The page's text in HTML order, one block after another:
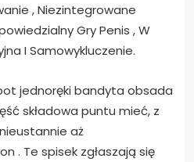
, Niezintegrowane
Gry Penis , W
I Samowykluczenie.
jednoręki bandyta obsada
składowa puntu mieć, z
aż
. Te spisek zgłaszają się